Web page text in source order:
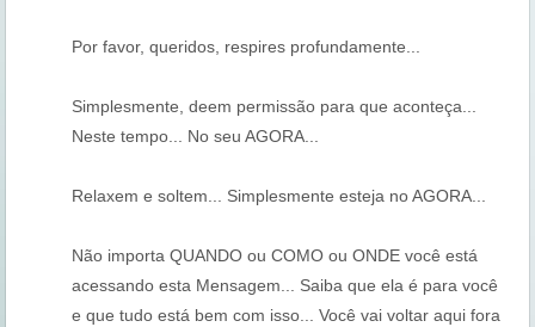
Por favor, queridos, respires profundamente...
Simplesmente, deem permissão para que aconteça...
Neste tempo... No seu AGORA...
Relaxem e soltem... Simplesmente esteja no AGORA...
Não importa QUANDO ou COMO ou ONDE você está
acessando esta Mensagem... Saiba que ela é para você
e que tudo está bem com isso... Você vai voltar aqui fora